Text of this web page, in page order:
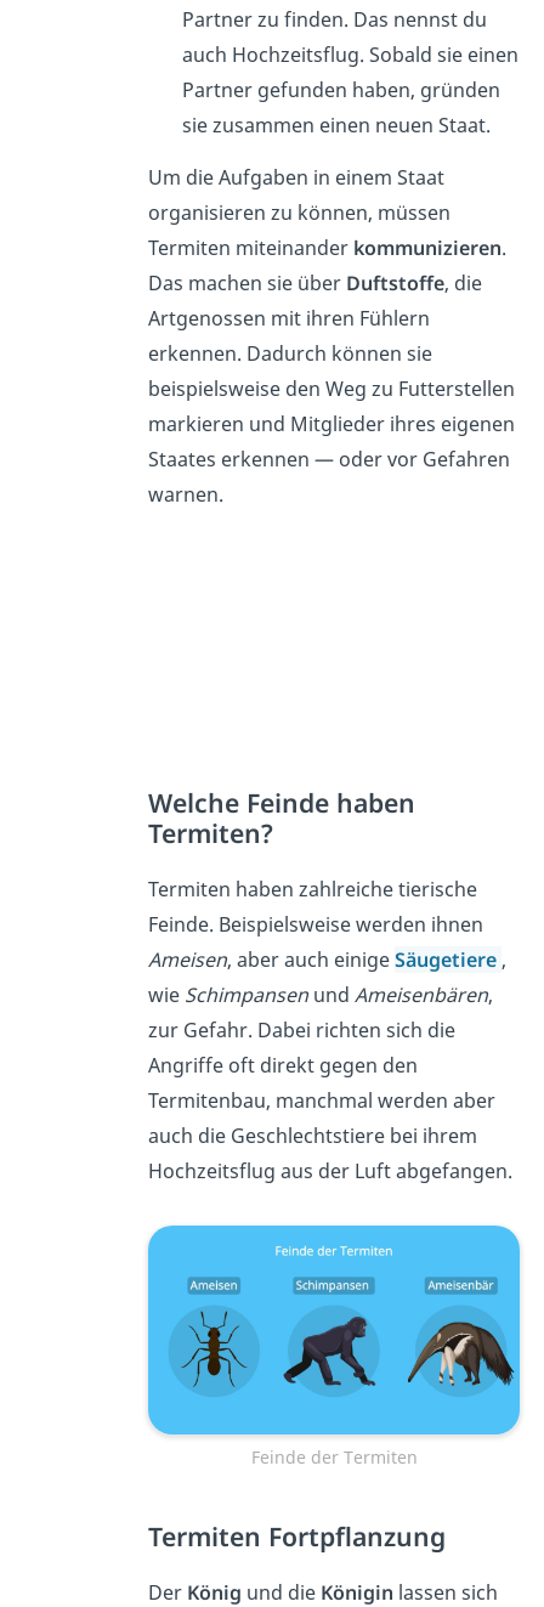
Partner zu finden. Das nennst du
auch Hochzeitsflug. Sobald sie einen
Partner gefunden haben, gründen
sie zusammen einen neuen Staat.
Um die Aufgaben in einem Staat
organisieren zu können, müssen
Termiten miteinander kommunizieren.
Das machen sie über Duftstoffe, die
Artgenossen mit ihren Fühlern
erkennen. Dadurch können sie
beispielsweise den Weg zu Futterstellen
markieren und Mitglieder ihres eigenen
Staates erkennen — oder vor Gefahren
warnen.
Welche Feinde haben
Termiten?
Termiten haben zahlreiche tierische
Feinde. Beispielsweise werden ihnen
Ameisen, aber auch einigeSäugetiere ,
wie Schimpansen undAmeisenbären,
zur Gefahr. Dabei richten sich die
Angriffe oft direkt gegen den
Termitenbau, manchmal werden aber
auch die Geschlechtstiere bei ihrem
Hochzeitsflug aus der Luft abgefangen.
Feinde der Termiten
Termiten Fortpflanzung
Der König und die Königin lassen sich